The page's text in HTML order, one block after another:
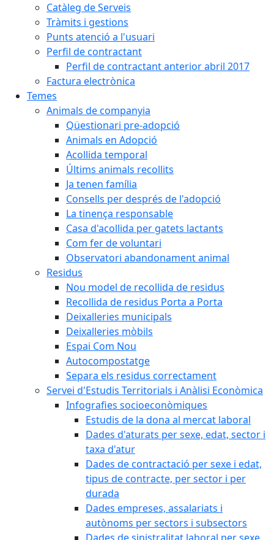
Catàleg de Serveis
Tràmits i gestions
Punts atenció a l'usuari
Perfil de contractant
Perfil de contractant anterior abril 2017
Factura electrònica
Temes
Animals de companyia
Qüestionari pre-adopció
Animals en Adopció
Acollida temporal
Últims animals recollits
Ja tenen família
Consells per després de l'adopció
La tinença responsable
Casa d'acollida per gatets lactants
Com fer de voluntari
Observatori abandonament animal
Residus
Nou model de recollida de residus
Recollida de residus Porta a Porta
Deixalleries municipals
Deixalleries mòbils
Espai Com Nou
Autocompostatge
Separa els residus correctament
Servei d'Estudis Territorials i Anàlisi Econòmica
Infografies socioeconòmiques
Estudis de la dona al mercat laboral
Dades d'aturats per sexe, edat, sector i
taxa d'atur
Dades de contractació per sexe i edat,
tipus de contracte, per sector i per
durada
Dades empreses, assalariats i
autònoms per sectors i subsectors